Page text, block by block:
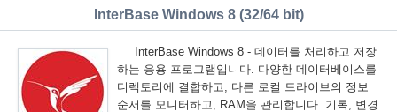
InterBase Windows 8 (32/64 bit)
InterBase Windows 8 - 데이터를 처리하고 저장
하는 응용 프로그램입니다. 다양한 데이터베이스를
디렉토리에 결합하고, 다른 로컬 드라이브의 정보
순서를 모니터하고, RAM을 관리합니다. 기록, 변경